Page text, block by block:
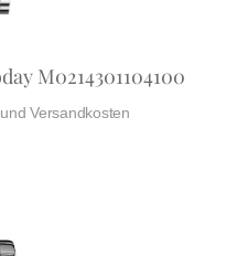
M0214301104100
Versandkosten